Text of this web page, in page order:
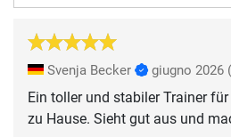
Svenja Becker giugno 2026
Ein toller und stabiler Trainer
zu Hause. Sieht gut aus und